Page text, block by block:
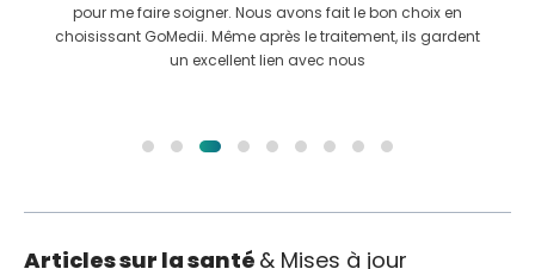
pour me faire soigner. Nous avons fait le bon choix en
choisissant GoMedii. Même après le traitement, ils gardent
un excellent lien avec nous
Articles sur la santé & Mises à jour